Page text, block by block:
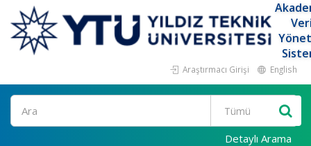
Araştırmacı Girişi English
Ara
Detaylı Arama